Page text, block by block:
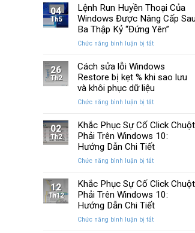
dẫn
cập
nhật
card
họa
trên
Windows
và
04
Th5
Lệnh Run Huyền Thoại Của
Windows Được Nâng Cấp
Ba Thập Kỷ “Đứng Yên”
Chức năng bình luận bị tắtở
Run
Huyền
Windows
Nâng
Cấp
Sau
Thập
“Đứng
Yên”
26
Th2
Cách sửa lỗi Windows
Restore bị kẹt % khi sao lưu
và khôi phục dữ liệu
Chức năng bình luận bị tắtở
sửa
lỗi
Windows
bị
%
khi
sao
và
02
Th2
Khắc Phục Sự Cố Click Chuột
Phải Trên Windows 10:
Hướng Dẫn Chi Tiết
Chức năng bình luận bị tắtở
Phục
Sự
Cố
Chuột
12
Th12
Khắc Phục Sự Cố Click Chuột
Phải Trên Windows 10:
Hướng Dẫn Chi Tiết
Chức năng bình luận bị tắtở